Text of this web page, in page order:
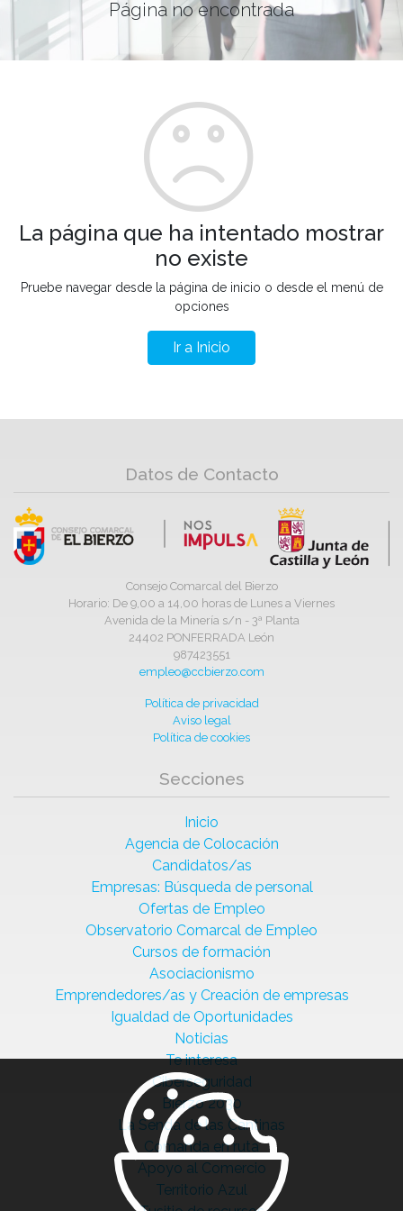
Página no encontrada
La página que ha intentado mostrar
no existe
Pruebe navegar desde la página de inicio o desde el menú de
opciones
Ir a Inicio
Datos de Contacto
Consejo Comarcal del Bierzo
Horario: De 9,00 a 14,00 horas de Lunes a Viernes
Avenida de la Minería s/n - 3ª Planta
24402 PONFERRADA León
987423551
empleo@ccbierzo.com
Política de privacidad
Aviso legal
Política de cookies
Secciones
Inicio
Agencia de Colocación
Candidatos/as
Empresas: Búsqueda de personal
Ofertas de Empleo
Observatorio Comarcal de Empleo
Cursos de formación
Asociacionismo
Emprendedores/as y Creación de empresas
Igualdad de Oportunidades
Noticias
Te interesa
Ciberseguridad
Bierzo 2030
La Senda de las Cantinas
Comanda en ruta
Apoyo al Comercio
Territorio Azul